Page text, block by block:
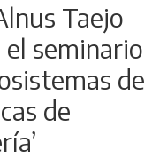
Taejo
seminario
de
de